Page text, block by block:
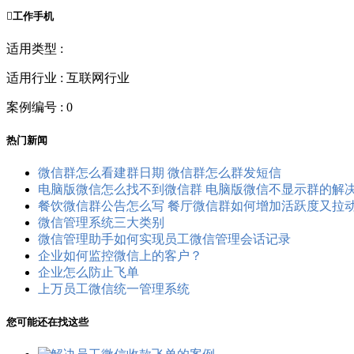
工作手机
适用类型 :
适用行业 : 互联网行业
案例编号 : 0
热门新闻
微信群怎么看建群日期 微信群怎么群发短信
电脑版微信怎么找不到微信群 电脑版微信不显示群的解
餐饮微信群公告怎么写 餐厅微信群如何增加活跃度又拉
微信管理系统三大类别
微信管理助手如何实现员工微信管理会话记录
企业如何监控微信上的客户？
企业怎么防止飞单
上万员工微信统一管理系统
您可能还在找这些